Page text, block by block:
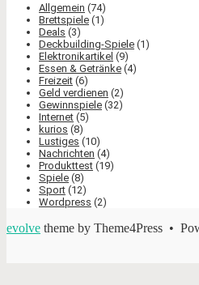
Allgemein (74)
Brettspiele (1)
Deals (3)
Deckbuilding-Spiele (1)
Elektronikartikel (9)
Essen & Getränke (4)
Freizeit (6)
Geld verdienen (2)
Gewinnspiele (32)
Internet (5)
kurios (8)
Lustiges (10)
Nachrichten (4)
Produkttest (19)
Spiele (8)
Sport (12)
Wordpress (2)
evolve theme by Theme4Press •